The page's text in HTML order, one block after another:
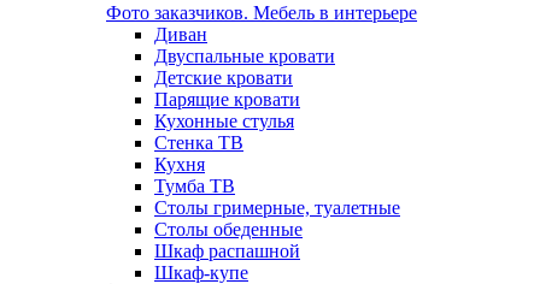
Фото заказчиков. Мебель в интерьере
Диван
Двуспальные кровати
Детские кровати
Парящие кровати
Кухонные стулья
Стенка ТВ
Кухня
Тумба ТВ
Столы гримерные, туалетные
Столы обеденные
Шкаф распашной
Шкаф-купе